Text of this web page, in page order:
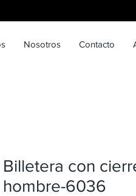
Nosotros Contacto
Billetera con
hombre-6036